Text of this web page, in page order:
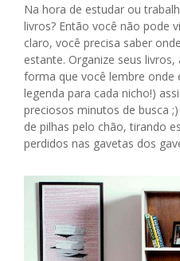
Na hora de estudar ou
livros? Então você não pode
claro, você precisa saber
estante. Organize seus
forma que você lembre onde
legenda para cada nicho!)
preciosos minutos de busca
de pilhas pelo chão, tirando
perdidos nas gavetas dos